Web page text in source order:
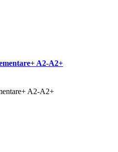
A2-A2+
A2-A2+